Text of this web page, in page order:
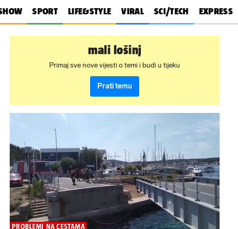
SPORT LIFE&STYLE VIRAL SCI/TECH EXPRESS
mali lošinj
Primaj sve nove vijesti o temi i budi u tijeku
Prati temu
PROBLEMI NA CESTAMA